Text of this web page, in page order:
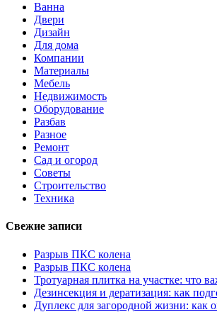
Ванна
Двери
Дизайн
Для дома
Компании
Материалы
Мебель
Недвижимость
Оборудование
Разбав
Разное
Ремонт
Сад и огород
Советы
Строительство
Техника
Свежие записи
Разрыв ПКС колена
Разрыв ПКС колена
Тротуарная плитка на участке: что
Дезинсекция и дератизация: как
Дуплекс для загородной жизни: как